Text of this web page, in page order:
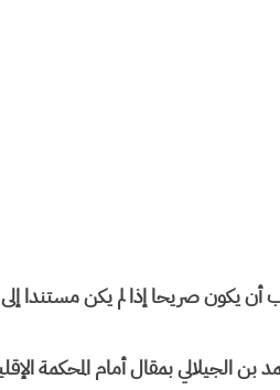
يكون صريحا إذا لم يكن مستندا
بمقال أمام المحكمة